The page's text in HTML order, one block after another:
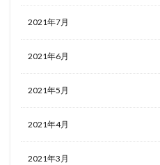
2021年7月
2021年6月
2021年5月
2021年4月
2021年3月